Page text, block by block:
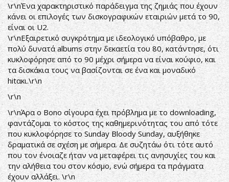
\r\nΈνα χαρακτηριστικό παράδειγμα της ζημιάς που έχουν
κάνει οι επιλογές των δισκογραφικών εταιριών μετά το 90,
είναι οι U2.
\r\nΕξαιρετικό συγκρότημα με ιδεολογικό υπόβαθρο, με
πολύ δυνατά albums στην δεκαετία του 80, κατάντησε, ότι
κυκλοφόρησε από το 90 μέχρι σήμερα να είναι κούφιο, και
τα δισκάκια τους να βασίζονται σε ένα και μοναδικό
hitακι.\r\n
\r\n
\r\nΆρα ο Bono σίγουρα έχει πρόβλημα με το downloading,
φαντάζομαι το κόστος της καθημερινότητας του από τότε
που κυκλοφόρησε το Sunday Bloody Sunday, αυξήθηκε
δραματικά σε σχέση με σήμερα. Δε συζητάω ότι τότε αυτό
που τον ένοιαζε ήταν να μεταφέρει τις ανησυχίες του και
την αλήθεια του στον κόσμο, ενώ σήμερα τα πράγματα
έχουν αλλάξει. \r\n